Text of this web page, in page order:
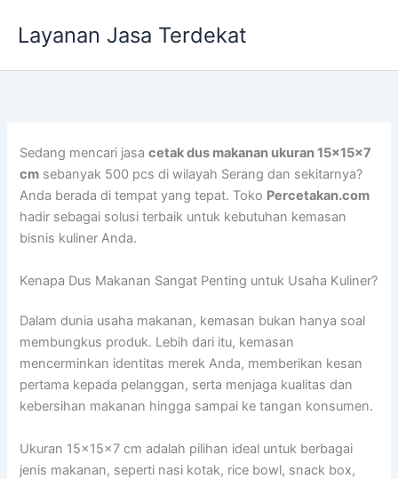
Layanan Jasa Terdekat
Sedang mencari jasacetak dus makanan ukuran 15x15x7
cm sebanyak 500 pcs di wilayah Serang dan sekitarnya?
Anda berada di tempat yang tepat. Toko Percetakan.com
hadir sebagai solusi terbaik untuk kebutuhan kemasan
bisnis kuliner Anda.
Kenapa Dus Makanan Sangat Penting untuk Usaha Kuliner?
Dalam dunia usaha makanan, kemasan bukan hanya soal
membungkus produk. Lebih dari itu, kemasan
mencerminkan identitas merek Anda, memberikan kesan
pertama kepada pelanggan, serta menjaga kualitas dan
kebersihan makanan hingga sampai ke tangan konsumen.
Ukuran 15x15x7 cm adalah pilihan ideal untuk berbagai
jenis makanan, seperti nasi kotak, rice bowl, snack box,